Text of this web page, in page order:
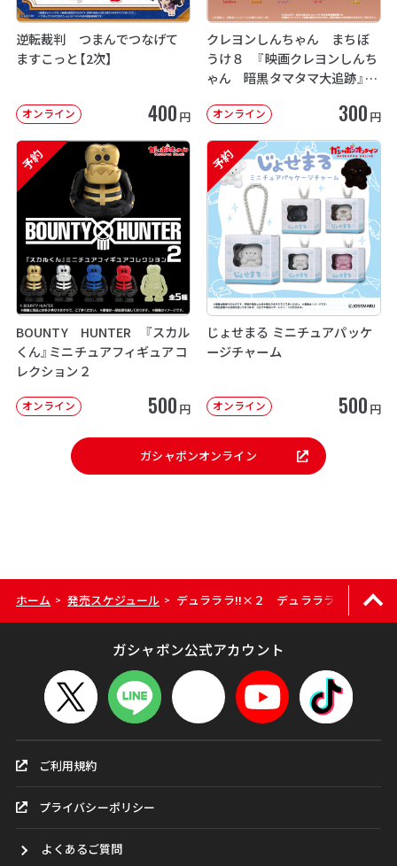
逆転裁判 つまんでつなげて
ますこっと【2次】
オンライン 400 円
クレヨンしんちゃん まちぼ
うけ８ 『映画クレヨンしんち
ゃん 暗黒タマタマ大追跡』【2
オンライン 300 円
予約
BOUNTY HUNTER 『スカル
くん』ミニチュアフィギュアコ
レクション２
オンライン 500 円
予約
じょせまる ミニチュアパッケ
ージチャーム
オンライン 500 円
ガシャポンオンライン
ホーム > 発売スケジュール > デュラララ!!×２ デュラララ!!×２ ス
ガシャポン公式アカウント
ご利用規約
プライバシーポリシー
よくあるご質問